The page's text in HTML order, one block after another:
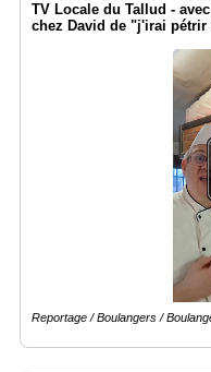
Accès
TV Locale du Tallud -
chez David de "j'irai pétrir
Reportage / Boulangers /